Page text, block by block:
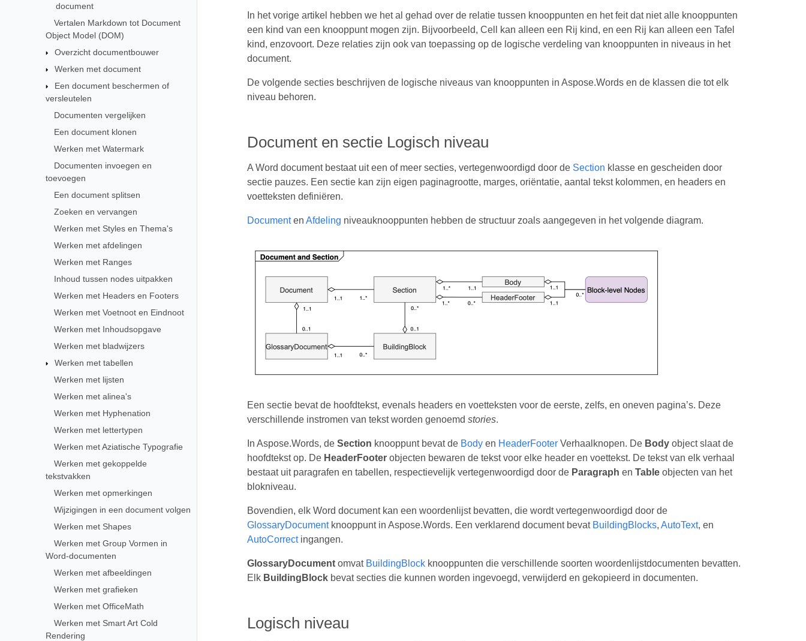
document
Vertalen Markdown tot Document
Object Model (DOM)
Overzicht documentbouwer
Werken met document
Een document beschermen of
versleutelen
Documenten vergelijken
Een document klonen
Werken met Watermark
Documenten invoegen en
toevoegen
Een document splitsen
Zoeken en vervangen
Werken met Styles en Thema's
Werken met afdelingen
Werken met Ranges
Inhoud tussen nodes uitpakken
Werken met Headers en Footers
Werken met Voetnoot en Eindnoot
Werken met Inhoudsopgave
Werken met bladwijzers
Werken met tabellen
Werken met lijsten
Werken met alinea's
Werken met Hyphenation
Werken met lettertypen
Werken met Aziatische Typografie
Werken met gekoppelde
tekstvakken
Werken met opmerkingen
Wijzigingen in een document volgen
Werken met Shapes
Werken met Group Vormen in
Word-documenten
Werken met afbeeldingen
Werken met grafieken
Werken met OfficeMath
Werken met Smart Art Cold
Rendering
In het vorige artikel hebben we het al gehad over de relatie tussen knooppunten en het feit dat niet alle knooppunten
een kind van een knooppunt mogen zijn. Bijvoorbeeld, Cell kan alleen een Rij kind, en een Rij kan alleen een Tafel
kind, enzovoort. Deze relaties zijn ook van toepassing op de logische verdeling van knooppunten in niveaus in het
document.
De volgende secties beschrijven de logische niveaus van knooppunten in Aspose.Words en de klassen die tot elk
niveau behoren.
Document en sectie Logisch niveau
A Word document bestaat uit een of meer secties, vertegenwoordigd door de Section klasse en gescheiden door
sectie pauzes. Een sectie kan zijn eigen paginagrootte, marges, oriëntatie, aantal tekst kolommen, en headers en
voetteksten definiëren.
Documenten Afdeling niveauknooppunten hebben de structuur zoals aangegeven in het volgende diagram.
Een sectie bevat de hoofdtekst, evenals headers en voetteksten voor de eerste, zelfs, en oneven pagina’s. Deze
verschillende instromen van tekst worden genoemd stories.
In Aspose.Words, de Section knooppunt bevat de Bodyen HeaderFooterVerhaalknopen. De Bodyobject slaat de
hoofdtekst op. De HeaderFooterobjecten bewaren de tekst voor elke header en voettekst. De tekst van elk verhaal
bestaat uit paragrafen en tabellen, respectievelijk vertegenwoordigd door de Paragraph en Tableobjecten van het
blokniveau.
Bovendien, elk Word document kan een woordenlijst bevatten, die wordt vertegenwoordigd door de
GlossaryDocumentknooppunt in Aspose.Words. Een verklarend document bevat BuildingBlocks, AutoText, en
AutoCorrectingangen.
GlossaryDocumentomvat BuildingBlockknooppunten die verschillende soorten woordenlijstdocumenten bevatten.
Elk BuildingBlockbevat secties die kunnen worden ingevoegd, verwijderd en gekopieerd in documenten.
Logisch niveau